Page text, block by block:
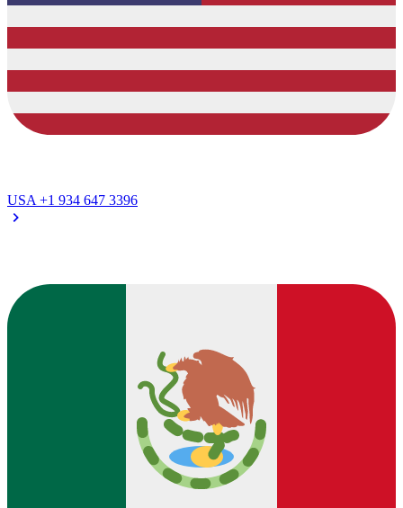
USA +1 934 647 3396